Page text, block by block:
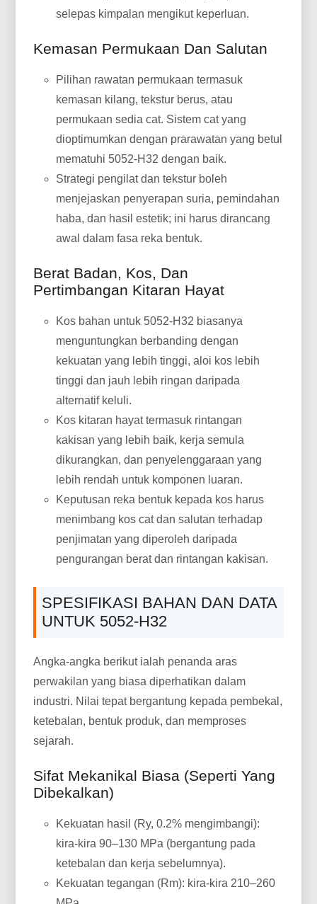
selepas kimpalan mengikut keperluan.
Kemasan Permukaan Dan Salutan
Pilihan rawatan permukaan termasuk
kemasan kilang, tekstur berus, atau
permukaan sedia cat. Sistem cat yang
dioptimumkan dengan prarawatan yang betul
mematuhi 5052-H32 dengan baik.
Strategi pengilat dan tekstur boleh
menjejaskan penyerapan suria, pemindahan
haba, dan hasil estetik; ini harus dirancang
awal dalam fasa reka bentuk.
Berat Badan, Kos, Dan
Pertimbangan Kitaran Hayat
Kos bahan untuk 5052-H32 biasanya
menguntungkan berbanding dengan
kekuatan yang lebih tinggi, aloi kos lebih
tinggi dan jauh lebih ringan daripada
alternatif keluli.
Kos kitaran hayat termasuk rintangan
kakisan yang lebih baik, kerja semula
dikurangkan, dan penyelenggaraan yang
lebih rendah untuk komponen luaran.
Keputusan reka bentuk kepada kos harus
menimbang kos cat dan salutan terhadap
penjimatan yang diperoleh daripada
pengurangan berat dan rintangan kakisan.
SPESIFIKASI BAHAN DAN DATA
UNTUK 5052-H32
Angka-angka berikut ialah penanda aras
perwakilan yang biasa diperhatikan dalam
industri. Nilai tepat bergantung kepada pembekal,
ketebalan, bentuk produk, dan memproses
sejarah.
Sifat Mekanikal Biasa (seperti Yang
Dibekalkan)
Kekuatan hasil (Ry, 0.2% mengimbangi):
kira-kira 90–130 MPa (bergantung pada
ketebalan dan kerja sebelumnya).
Kekuatan tegangan (Rm): kira-kira 210–260